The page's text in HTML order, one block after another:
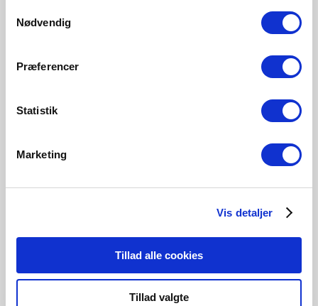
Nødvendig
Præferencer
Statistik
Marketing
Vis detaljer
Tillad alle cookies
Tillad valgte
Noir